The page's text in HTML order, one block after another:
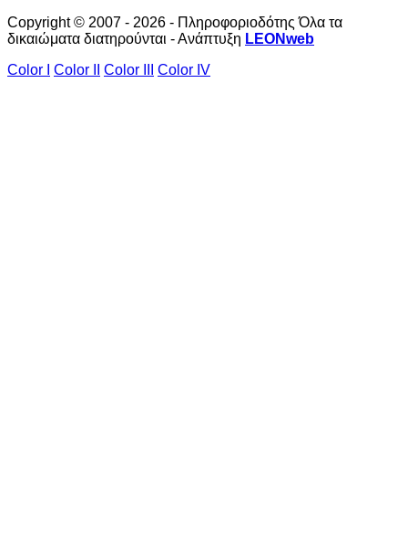
Copyright © 2007 - 2026 - Πληροφοριοδότης Όλα τα
δικαιώματα διατηρούνται - Ανάπτυξη LEONweb
Color I
Color II Color III Color IV